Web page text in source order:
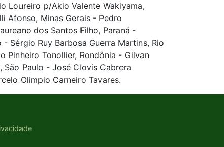
Loureiro p/Akio Valente Wakiyama,
Afonso, Minas Gerais - Pedro
dos Santos Filho, Paraná -
Sérgio Ruy Barbosa Guerra Martins, Rio
Pinheiro Tonollier, Rondônia - Gilvan
São Paulo - José Clovis Cabrera
Olimpio Carneiro Tavares.